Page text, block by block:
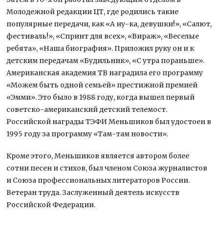
Молодежной редакции ЦТ, где родились такие
популярные передачи, как «А ну-ка, девушки!», «Салют,
фестиваль!», «Спринт для всех», «Вираж», «Веселые
ребята», «Наша биография». Приложил руку он и к
детским передачам «Будильник», «С утра пораньше».
Американская академия ТВ наградила его программу
«Можем быть одной семьей» престижной премией
«Эмми». Это было в 1988 году, когда вышел первый
советско-американский детский телемост.
Российской награды ТЭФИ Меньшиков был удостоен в
1995 году за программу «Там-там новости».
Кроме этого, Меньшиков является автором более
сотни песен и стихов, был членом Союза журналистов
и Союза профессиональных литераторов России.
Ветеран труда. Заслуженный деятель искусств
Российской Федерации.